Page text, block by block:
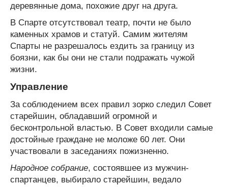
деревянные дома, похожие друг на друга.
В Спарте отсутствовал театр, почти не было
каменных храмов и статуй. Самим жителям
Спарты не разрешалось ездить за границу из
боязни, как бы они не стали подражать чужой
жизни.
Управление
За соблюдением всех правил зорко следил Совет
старейшин, обладавший огромной и
бесконтрольной властью. В Совет входили самые
достойные граждане не моложе 60 лет. Они
участвовали в заседаниях пожизненно.
Народное собрание, состоявшее из мужчин-
спартанцев, выбирало старейшин, ведало